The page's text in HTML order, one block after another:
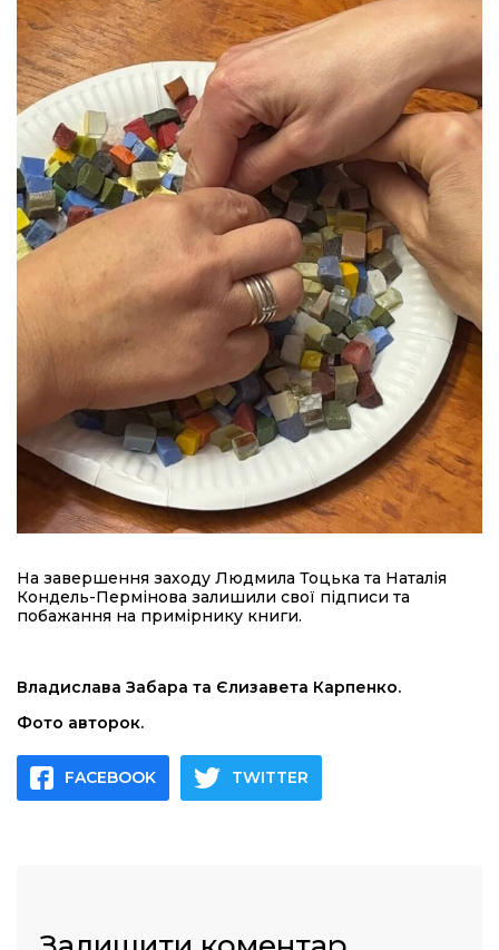
На завершення заходу Людмила Тоцька та Наталія
Кондель-Пермінова залишили свої підписи та
побажання на примірнику книги.
Владислава Забара та Єлизавета Карпенко.
Фото авторок.
FACEBOOK TWITTER